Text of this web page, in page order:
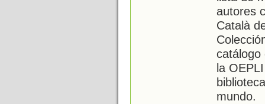
autores
Català
catálogo
la
mundo.